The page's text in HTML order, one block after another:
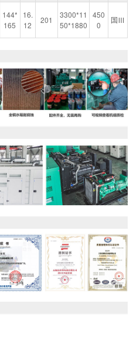
144*
165
16.
12
201
3300*11
50*1880
450
0
国Ⅲ